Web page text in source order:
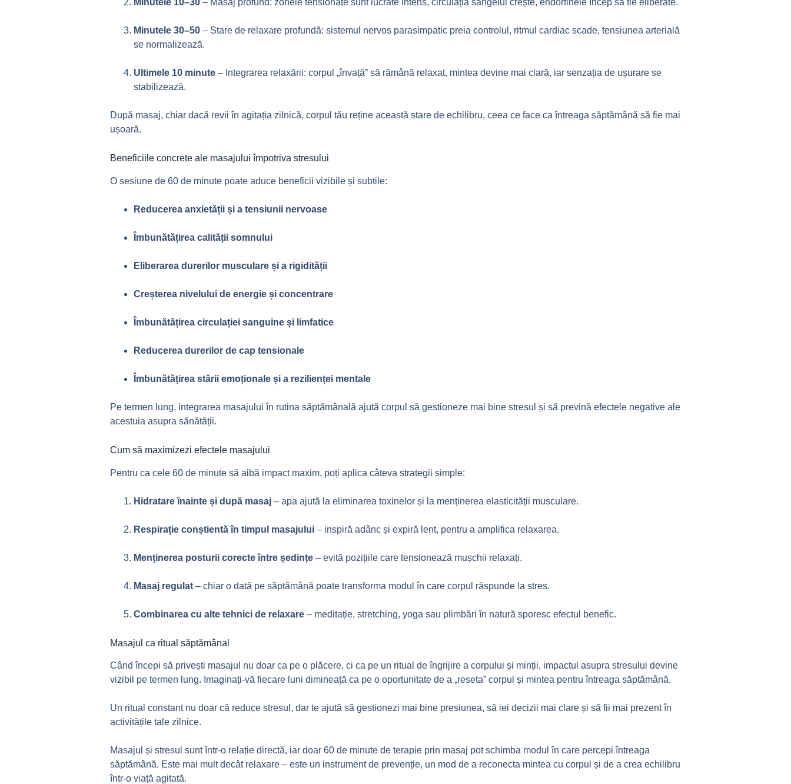
Minutele 10–30 – Masaj profund: zonele tensionate sunt lucrate intens, circulația sângelui crește, endorfinele încep să fie eliberate.
Minutele 30–50 – Stare de relaxare profundă: sistemul nervos parasimpatic preia controlul, ritmul cardiac scade, tensiunea arterială
se normalizează.
Ultimele 10 minute – Integrarea relaxării: corpul „învață” să rămână relaxat, mintea devine mai clară, iar senzația de ușurare se
stabilizează.
După masaj, chiar dacă revii în agitația zilnică, corpul tău reține această stare de echilibru, ceea ce face ca întreaga săptămână să fie mai
ușoară.
Beneficiile concrete ale masajului împotriva stresului
O sesiune de 60 de minute poate aduce beneficii vizibile și subtile:
Reducerea anxietății și a tensiunii nervoase
Îmbunătățirea calității somnului
Eliberarea durerilor musculare și a rigidității
Creșterea nivelului de energie și concentrare
Îmbunătățirea circulației sanguine și limfatice
Reducerea durerilor de cap tensionale
Îmbunătățirea stării emoționale și a rezilienței mentale
Pe termen lung, integrarea masajului în rutina săptămânală ajută corpul să gestioneze mai bine stresul și să prevină efectele negative ale
acestuia asupra sănătății.
Cum să maximizezi efectele masajului
Pentru ca cele 60 de minute să aibă impact maxim, poți aplica câteva strategii simple:
Hidratare înainte și după masaj – apa ajută la eliminarea toxinelor și la menținerea elasticității musculare.
Respirație conștientă în timpul masajului – inspiră adânc și expiră lent, pentru a amplifica relaxarea.
Menținerea posturii corecte între ședințe – evită pozițiile care tensionează mușchii relaxați.
Masaj regulat – chiar o dată pe săptămână poate transforma modul în care corpul răspunde la stres.
Combinarea cu alte tehnici de relaxare – meditație, stretching, yoga sau plimbări în natură sporesc efectul benefic.
Masajul ca ritual săptămânal
Când începi să privești masajul nu doar ca pe o plăcere, ci ca pe un ritual de îngrijire a corpului și minții, impactul asupra stresului devine
vizibil pe termen lung. Imaginați-vă fiecare luni dimineață ca pe o oportunitate de a „reseta” corpul și mintea pentru întreaga săptămână.
Un ritual constant nu doar că reduce stresul, dar te ajută să gestionezi mai bine presiunea, să iei decizii mai clare și să fii mai prezent în
activitățile tale zilnice.
Masajul și stresul sunt într-o relație directă, iar doar 60 de minute de terapie prin masaj pot schimba modul în care percepi întreaga
săptămână. Este mai mult decât relaxare – este un instrument de prevenție, un mod de a reconecta mintea cu corpul și de a crea echilibru
într-o viață agitată.